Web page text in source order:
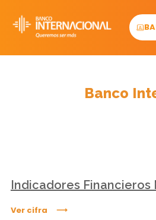
content
Banco
Indicadores Financieros
Ver cifra